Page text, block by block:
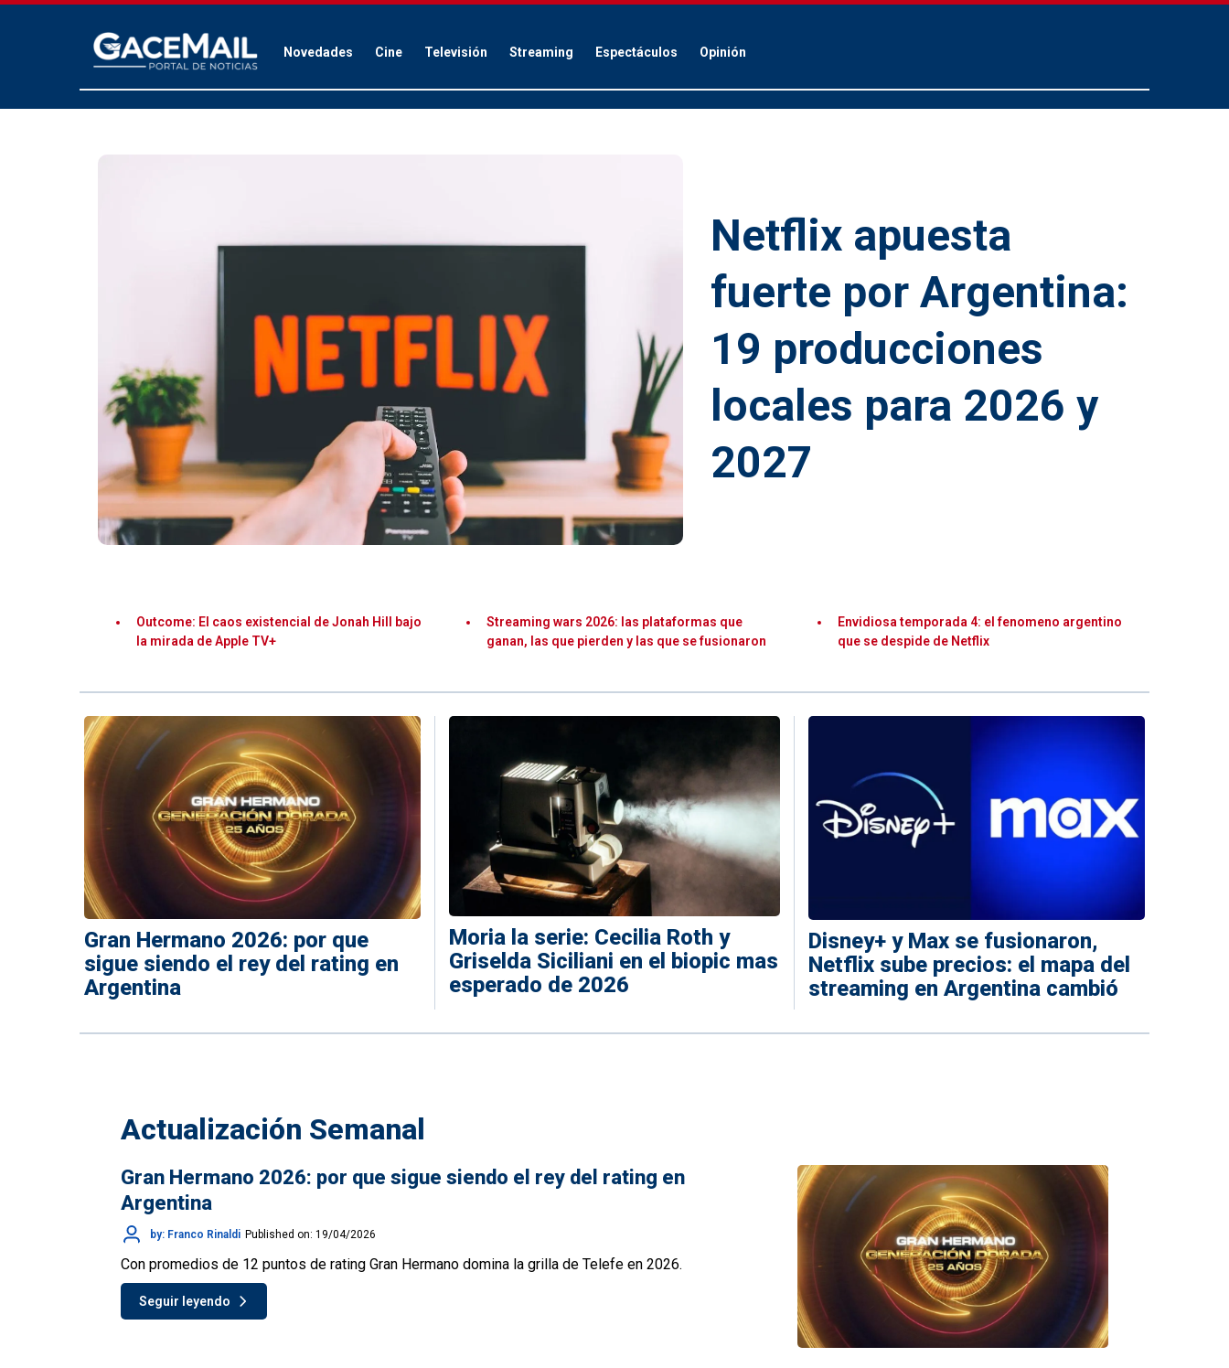
Novedades Cine Televisión Streaming Espectáculos Opinión
Netflix apuesta
fuerte por Argentina:
19 producciones
locales para 2026 y
2027
Outcome: El caos existencial de Jonah Hill bajo
la mirada de Apple TV+
Streaming wars 2026: las plataformas que
ganan, las que pierden y las que se fusionaron
Envidiosa temporada 4: el fenomeno argentino
que se despide de Netflix
Gran Hermano 2026: por que
sigue siendo el rey del rating en
Argentina
Moria la serie: Cecilia Roth y
Griselda Siciliani en el biopic mas
esperado de 2026
Disney+ y Max se fusionaron,
Netflix sube precios: el mapa del
streaming en Argentina cambió
Actualización Semanal
Gran Hermano 2026: por que sigue siendo el rey del rating en
Argentina
by: Franco Rinaldi Published on: 19/04/2026
Con promedios de 12 puntos de rating Gran Hermano domina la grilla de Telefe en 2026.
Seguir leyendo